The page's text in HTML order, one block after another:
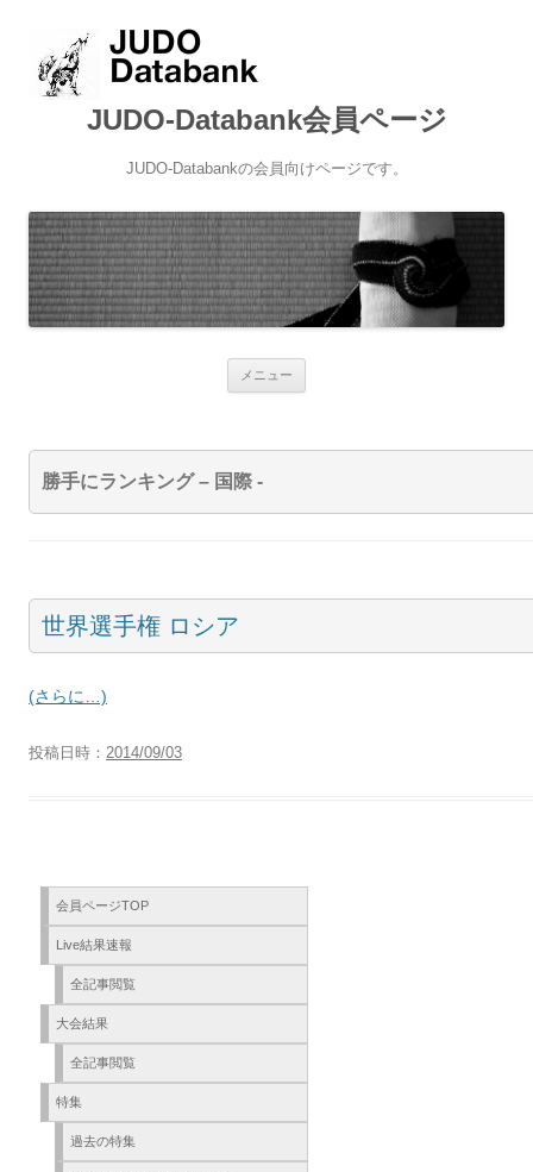
JUDO-Databank会員ページ
JUDO-Databankの会員向けページです。
メニュー
勝手にランキング – 国際 -
世界選手権 ロシア
(さらに…)
投稿日時： 2014/09/03
会員ページTOP
Live結果速報
全記事閲覧
大会結果
全記事閲覧
特集
過去の特集